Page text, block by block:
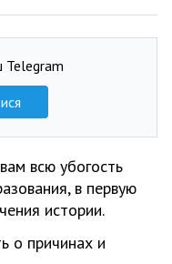
Telegram
всю убогость
в первую
истории.
о причинах и